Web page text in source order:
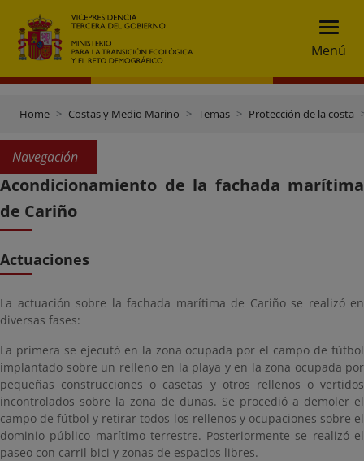
Menú
Home Costas y Medio Marino Temas Protección de la costa
Navegación
Acondicionamiento de la fachada marítima
de Cariño
Actuaciones
La actuación sobre la fachada marítima de Cariño se realizó en
diversas fases:
La primera se ejecutó en la zona ocupada por el campo de fútbol
implantado sobre un relleno en la playa y en la zona ocupada por
pequeñas construcciones o casetas y otros rellenos o vertidos
incontrolados sobre la zona de dunas. Se procedió a demoler el
campo de fútbol y retirar todos los rellenos y ocupaciones sobre el
dominio público marítimo terrestre. Posteriormente se realizó el
paseo con carril bici y zonas de espacios libres.